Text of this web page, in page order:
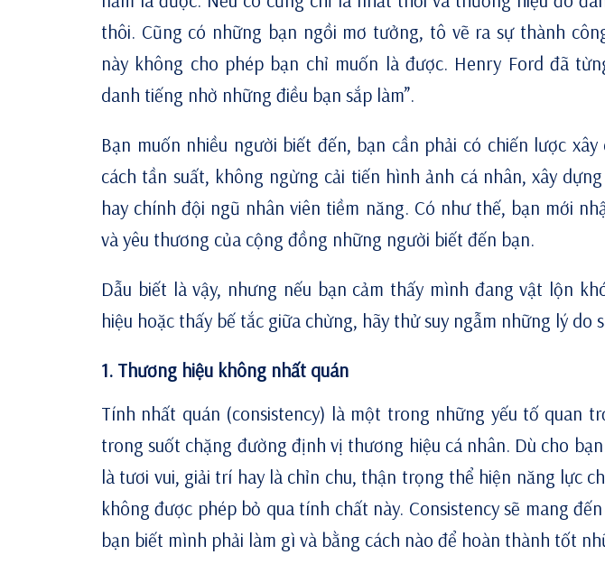
thôi. Cũng có những bạn ngồi mơ tưởng, tô vẽ ra sự thành
này không cho phép bạn chỉ muốn là được. Henry Ford đã
danh tiếng nhờ những điều bạn sắp làm”.
Bạn muốn nhiều người biết đến, bạn cần phải có chiến lược
cách tần suất, không ngừng cải tiến hình ảnh cá nhân, xây
hay chính đội ngũ nhân viên tiềm năng. Có như thế, bạn mới
và yêu thương của cộng đồng những người biết đến bạn.
Dẫu biết là vậy, nhưng nếu bạn cảm thấy mình đang vật lộn
hiệu hoặc thấy bế tắc giữa chừng, hãy thử suy ngẫm những lý do
1. Thương hiệu không nhất quán
Tính nhất quán (consistency) là một trong những yếu tố quan
trong suốt chặng đường định vị thương hiệu cá nhân. Dù cho
là tươi vui, giải trí hay là chỉn chu, thận trọng thể hiện năng lực
không được phép bỏ qua tính chất này. Consistency sẽ mang
bạn biết mình phải làm gì và bằng cách nào để hoàn thành tốt